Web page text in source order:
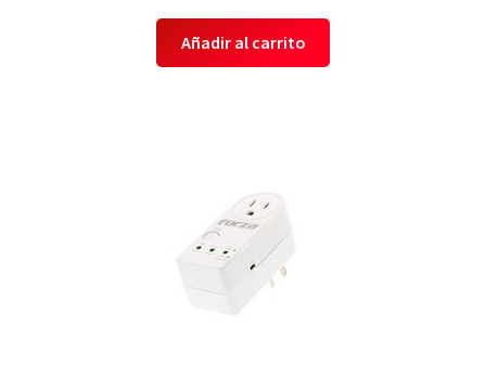
Añadir al carrito